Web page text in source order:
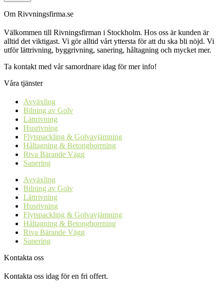
Om Rivvningsfirma.se
Välkommen till Rivningsfirman i Stockholm. Hos oss är kunden är
alltid det viktigast. Vi gör alltid vårt yttersta för att du ska bli nöjd. Vi
utför lättrivning, byggrivning, sanering, håltagning och mycket mer.
Ta kontakt med vår samordnare idag för mer info!
Våra tjänster
Avväxling
Bilning av Golv
Lättrivning
Husrivning
Flytspackling & Golvavjämning
Håltagning & Betongborrning
Riva Bärande Vägg
Sanering
Avväxling
Bilning av Golv
Lättrivning
Husrivning
Flytspackling & Golvavjämning
Håltagning & Betongborrning
Riva Bärande Vägg
Sanering
Kontakta oss
Kontakta oss idag för en fri offert.